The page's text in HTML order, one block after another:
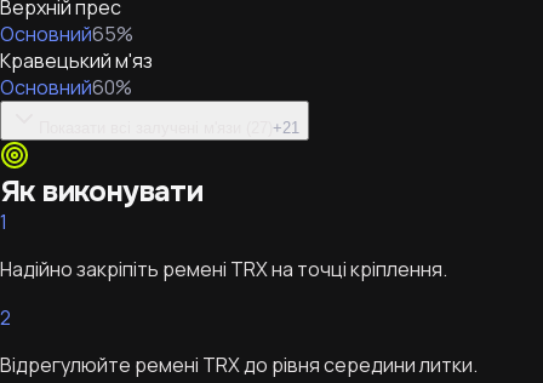
Верхній прес
Основний65%
Кравецький м'яз
Основний60%
+21
Як виконувати
1
Надійно закріпіть ремені TRX на точці кріплення.
2
Відрегулюйте ремені TRX до рівня середини литки.